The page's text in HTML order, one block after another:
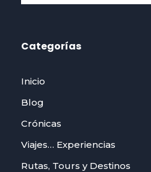
Categorías
Inicio
Blog
Crónicas
Viajes… Experiencias
Rutas, Tours y Destinos